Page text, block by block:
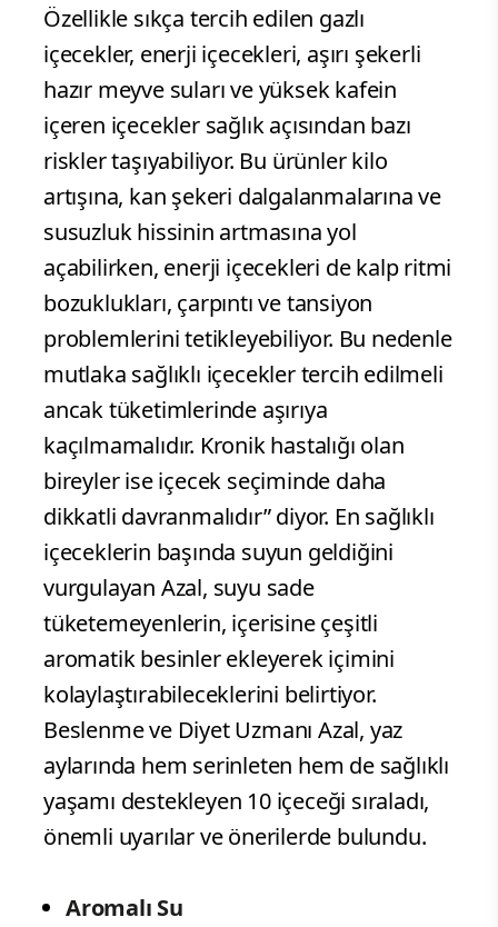
Özellikle sıkça tercih edilen gazlı
içecekler, enerji içecekleri, aşırı şekerli
hazır meyve suları ve yüksek kafein
içeren içecekler sağlık açısından bazı
riskler taşıyabiliyor. Bu ürünler kilo
artışına, kan şekeri dalgalanmalarına ve
susuzluk hissinin artmasına yol
açabilirken, enerji içecekleri de kalp ritmi
bozuklukları, çarpıntı ve tansiyon
problemlerini tetikleyebiliyor. Bu nedenle
mutlaka sağlıklı içecekler tercih edilmeli
ancak tüketimlerinde aşırıya
kaçılmamalıdır. Kronik hastalığı olan
bireyler ise içecek seçiminde daha
dikkatli davranmalıdır” diyor. En sağlıklı
içeceklerin başında suyun geldiğini
vurgulayan Azal, suyu sade
tüketemeyenlerin, içerisine çeşitli
aromatik besinler ekleyerek içimini
kolaylaştırabileceklerini belirtiyor.
Beslenme ve Diyet Uzmanı Azal, yaz
aylarında hem serinleten hem de sağlıklı
yaşamı destekleyen 10 içeceği sıraladı,
önemli uyarılar ve önerilerde bulundu.
Aromalı Su